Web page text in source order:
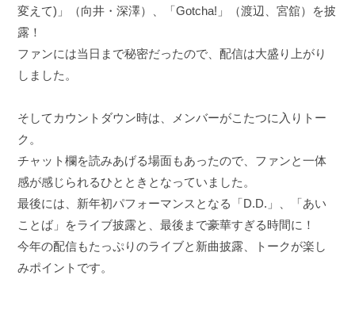
変えて)」（向井・深澤）、「Gotcha!」（渡辺、宮舘）を披
露！
ファンには当日まで秘密だったので、配信は大盛り上がり
しました。
そしてカウントダウン時は、メンバーがこたつに入りトー
ク。
チャット欄を読みあげる場面もあったので、ファンと一体
感が感じられるひとときとなっていました。
最後には、新年初パフォーマンスとなる「D.D.」、「あい
ことば」をライブ披露と、最後まで豪華すぎる時間に！
今年の配信もたっぷりのライブと新曲披露、トークが楽し
みポイントです。